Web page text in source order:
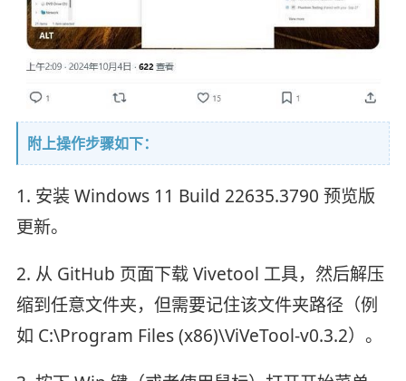
附上操作步骤如下：
1. 安装 Windows 11 Build 22635.3790 预览版
更新。
2. 从 GitHub 页面下载 Vivetool 工具，然后解压
缩到任意文件夹，但需要记住该文件夹路径（例
如 C:\Program Files (x86)\ViVeTool-v0.3.2）。